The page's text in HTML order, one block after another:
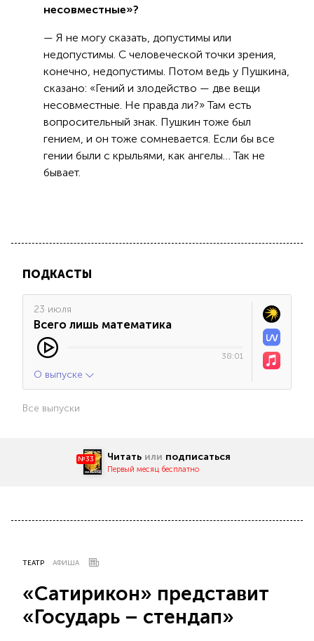
несовместные»?
— Я не могу сказать, допустимы или
недопустимы. С человеческой точки зрения,
конечно, недопустимы. Потом ведь у Пушкина,
сказано: «Гений и злодейство — две вещи
несовместные. Не правда ли?» Там есть
вопросительный знак. Пушкин тоже был
гением, и он тоже сомневается. Если бы все
гении были с крыльями, как ангелы… Так не
бывает.
ПОДКАСТЫ
23 июля
Всего лишь математика
38:01
О выпуске
Все выпуски
№33 Читать или подписаться
Первый месяц бесплатно
ТЕАТР АФИША
«Сатирикон» представит
«Государь – стендап»